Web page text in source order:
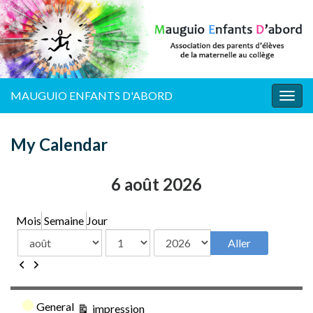
MAUGUIO ENFANTS D'ABORD
My Calendar
6 août 2026
Mois Semaine Jour
Mois
Jour
Année
Précédent
Suivant
Catégories
General Vue
impression